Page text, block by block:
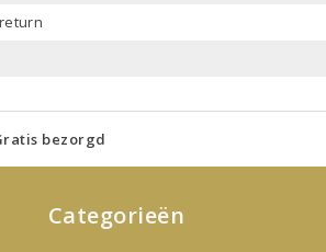
bezorgd
Categorieën